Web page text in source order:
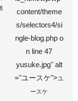
content/theme
s/selectors4/si
ngle-blog.php o
n line 47
yusuke.jpg" alt
="ユースケ"> ユ
ースケ